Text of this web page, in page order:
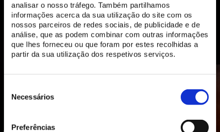
analisar o nosso tráfego. Também partilhamos
informações acerca da sua utilização do site com os
nossos parceiros de redes sociais, de publicidade e de
análise, que as podem combinar com outras informações
que lhes forneceu ou que foram por estes recolhidas a
partir da sua utilização dos respetivos serviços.
Necessários
Preferências